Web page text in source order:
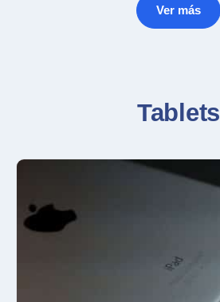
Ver más
Tablets